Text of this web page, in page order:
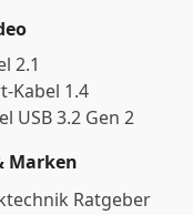
2.1
Kabel 1.4
USB 3.2 Gen 2
Marken
Ratgeber